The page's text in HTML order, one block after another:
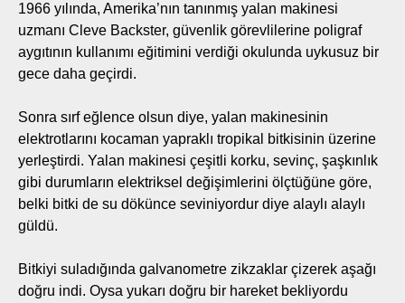
1966 yılında, Amerika’nın tanınmış yalan makinesi
uzmanı Cleve Backster, güvenlik görevlilerine poligraf
aygıtının kullanımı eğitimini verdiği okulunda uykusuz bir
gece daha geçirdi.
Sonra sırf eğlence olsun diye, yalan makinesinin
elektrotlarını kocaman yapraklı tropikal bitkisinin üzerine
yerleştirdi. Yalan makinesi çeşitli korku, sevinç, şaşkınlık
gibi durumların elektriksel değişimlerini ölçtüğüne göre,
belki bitki de su dökünce seviniyordur diye alaylı alaylı
güldü.
Bitkiyi suladığında galvanometre zikzaklar çizerek aşağı
doğru indi. Oysa yukarı doğru bir hareket bekliyordu